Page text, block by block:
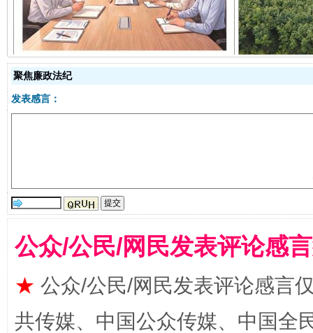
聚焦廉政法纪
发表感言：
公众/公民/网民发表评论感
★ 公众/公民/网民发表评论感言
共传媒、中国公众传媒、中国全